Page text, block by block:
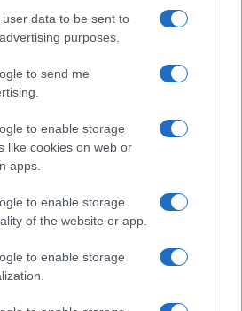
data to be sent to
purposes.
to send me
to enable storage
like cookies on web or
apps.
to enable storage
of the website or app.
to enable storage